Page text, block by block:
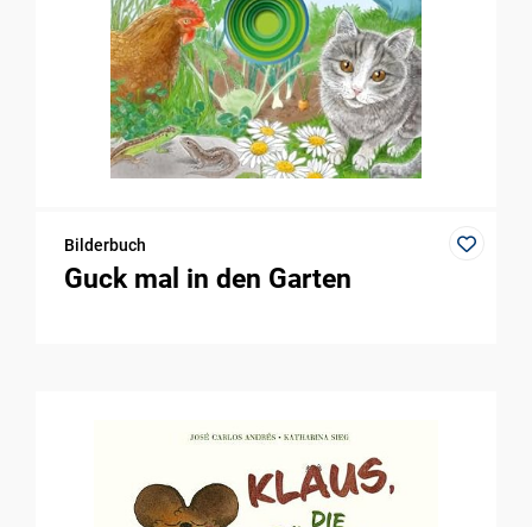
Bilderbuch
Guck mal in den Garten